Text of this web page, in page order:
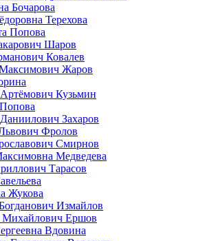
Бочарова
Терехова
Попова
Шаров
Ковалев
Жаров
Кузьмин
Захаров
Фролов
Смирнов
Медведева
Тарасов
Жукова
Измайлов
Михайлович Ершов
Вдовина